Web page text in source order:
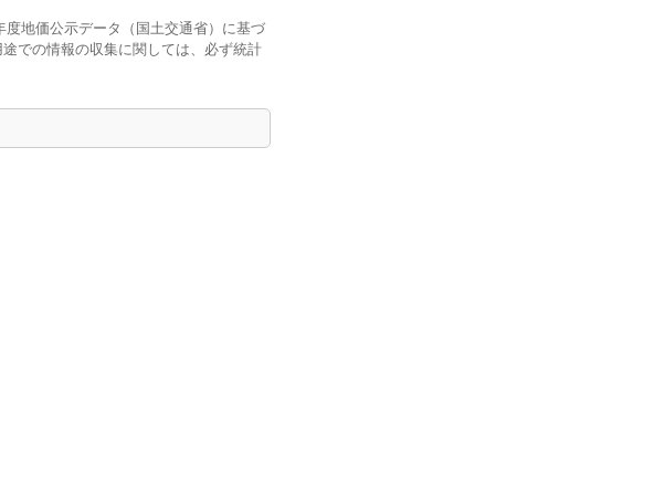
地価公示データ（国土交通省）に基づ
での情報の収集に関しては、必ず統計